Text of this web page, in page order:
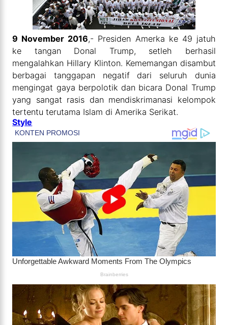
9 November 2016,- Presiden Amerka ke 49 jatuh
ke tangan Donal Trump, setleh berhasil
mengalahkan Hillary Klinton. Kememangan disambut
berbagai tanggapan negatif dari seluruh dunia
mengingat gaya berpolotik dan bicara Donal Trump
yang sangat rasis dan mendiskrimanasi kelompok
tertentu terutama Islam di Amerika Serikat.
Style